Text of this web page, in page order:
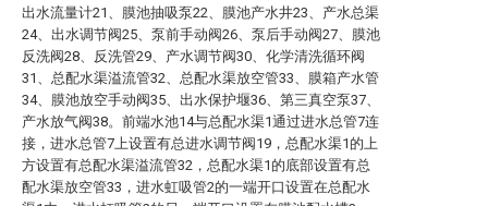
出水流量计21、膜池抽吸泵22、膜池产水井23、产水总渠
24、出水调节阀25、泵前手动阀26、泵后手动阀27、膜池
反洗阀28、反洗管29、产水调节阀30、化学清洗循环阀
31、总配水渠溢流管32、总配水渠放空管33、膜箱产水管
34、膜池放空手动阀35、出水保护堰36、第三真空泵37、
产水放气阀38。前端水池14与总配水渠1通过进水总管7连
接，进水总管7上设置有总进水调节阀19，总配水渠1的上
方设置有总配水渠溢流管32，总配水渠1的底部设置有总
配水渠放空管33，进水虹吸管2的一端开口设置在总配水